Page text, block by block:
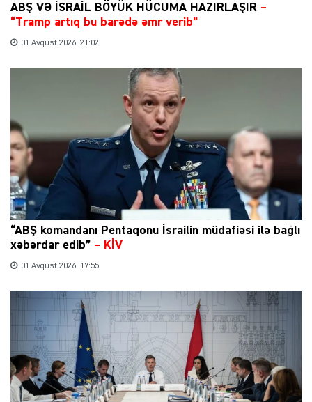
ABŞ VƏ İSRAİL BÖYÜK HÜCUMA HAZIRLAŞIR –
“Tramp artıq bu barədə əmr verib”
01 Avqust 2026, 21:02
“ABŞ komandanı Pentaqonu İsrailin müdafiəsi ilə bağlı
xəbərdar edib” – KİV
01 Avqust 2026, 17:55